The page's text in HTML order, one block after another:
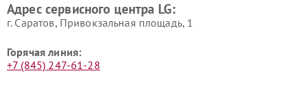
Адрес сервисного центра LG:
г. Саратов, Привокзальная площадь, 1
Горячая линия:
+7 (845) 247-61-28